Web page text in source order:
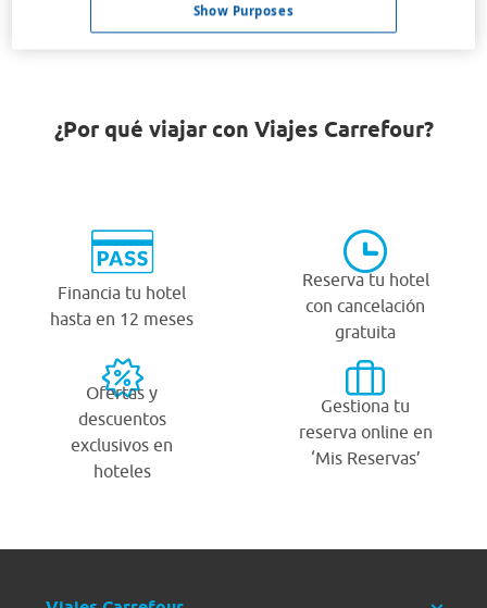
VER TODOS LOS HOTELES BARATOS EN TINEO
¿Por qué viajar con Viajes Carrefour?
Financia tu hotel
hasta en 12 meses
Reserva tu hotel
con cancelación
gratuita
Ofertas y
descuentos
exclusivos en
hoteles
Gestiona tu
reserva online en
‘Mis Reservas’
Show Purposes